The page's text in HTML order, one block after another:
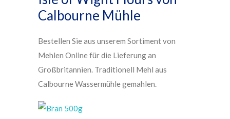
Calbourne Mühle
Bestellen Sie aus unserem Sortiment von
Mehlen Online für die Lieferung an
Großbritannien. Traditionell Mehl aus
Calbourne Wassermühle gemahlen.